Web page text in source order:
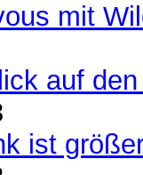
mit
auf
ist